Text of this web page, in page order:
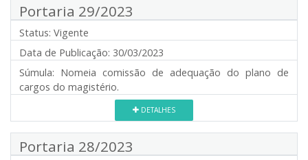
Portaria 29/2023
Status: Vigente
Data de Publicação: 30/03/2023
Súmula: Nomeia comissão de adequação do plano de
cargos do magistério.
DETALHES
Portaria 28/2023